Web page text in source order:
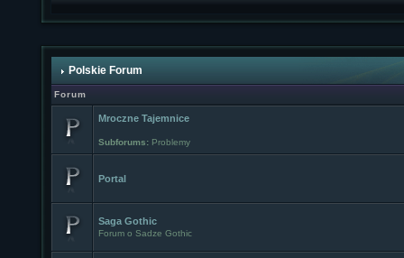
Polskie Forum
Forum
Mroczne Tajemnice
Subforums: Problemy
Portal
Saga Gothic
Forum o Sadze Gothic